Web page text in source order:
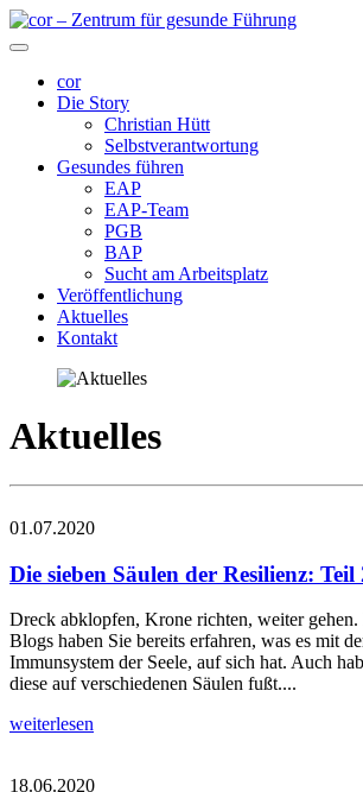
cor
Die Story
Christian Hütt
Selbstverantwortung
Gesundes führen
EAP
EAP-Team
PGB
BAP
Sucht am Arbeitsplatz
Veröffentlichung
Aktuelles
Kontakt
Aktuelles
01.07.2020
Die sieben Säulen der Resilienz: Teil
Dreck abklopfen, Krone richten, weiter gehen.
Blogs haben Sie bereits erfahren, was es mit
Immunsystem der Seele, auf sich hat. Auch
diese auf verschiedenen Säulen fußt....
weiterlesen
18.06.2020